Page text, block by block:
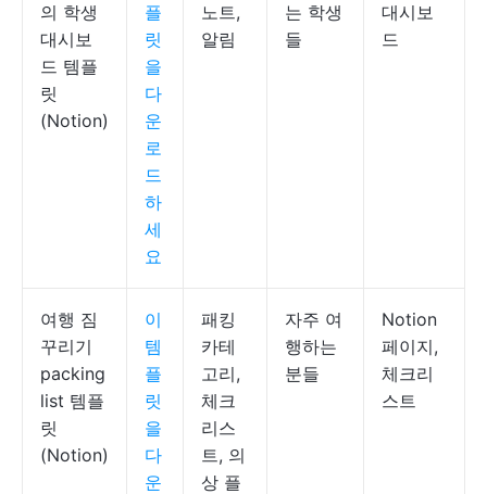
의 학생
대시보
드 템플
릿
(Notion)
플
릿
을
다
운
로
드
하
세
요
노트,
알림
는 학생
들
대시보
드
여행 짐
꾸리기
packing
list 템플
릿
(Notion)
이
템
플
릿
을
다
운
패킹
카테
고리,
체크
리스
트, 의
상 플
자주 여
행하는
분들
Notion
페이지,
체크리
스트